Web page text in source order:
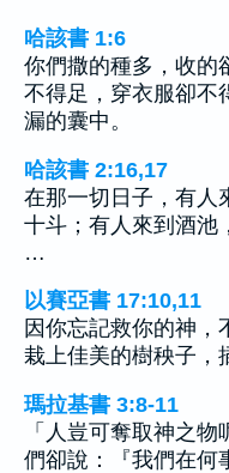
哈該書 1:6
你們撒的種多，收的
不得足，穿衣服卻不
漏的囊中。
哈該書 2:16,17
在那一切日子，有人
十斗；有人來到酒池
…
以賽亞書 17:10,11
因你忘記救你的神，
栽上佳美的樹秧子
瑪拉基書 3:8-11
「人豈可奪取神之
們卻說：『我們在何